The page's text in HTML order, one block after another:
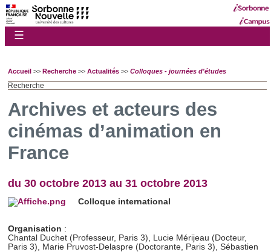
☰
Accueil >> Recherche >> Actualités >> Colloques - journées d'études
Recherche
Archives et acteurs des
cinémas d’animation en
France
du 30 octobre 2013 au 31 octobre 2013
Colloque international
Organisation :
Chantal Duchet (Professeur, Paris 3), Lucie Mérijeau (Docteur,
Paris 3), Marie Pruvost-Delaspre (Doctorante, Paris 3), Sébastien